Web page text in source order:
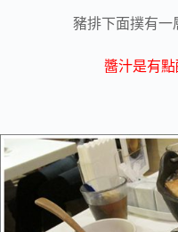
豬排下面撲有一
醬汁是有